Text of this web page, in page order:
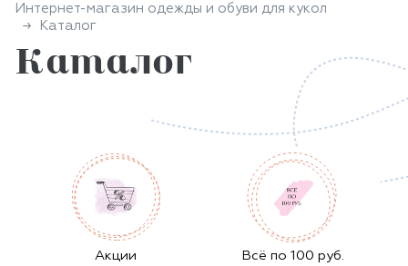
Интернет-магазин одежды и обуви для кукол
Каталог
Каталог
Aкции Всё по 100 руб.